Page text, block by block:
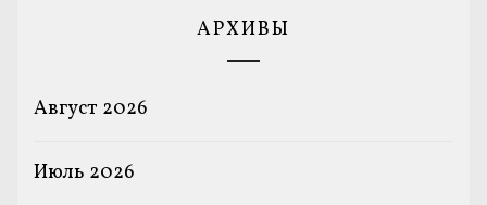
АРХИВЫ
Август 2026
Июль 2026